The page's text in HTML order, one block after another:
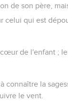
de son père,
celui qui est
cœur de l'enfant ;
connaître la
le vent.